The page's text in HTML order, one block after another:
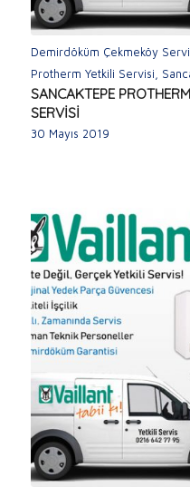
Demirdöküm Çekmeköy
Protherm Yetkili Servisi,
SANCAKTEPE
SERVİSİ
30 Mayıs 2019